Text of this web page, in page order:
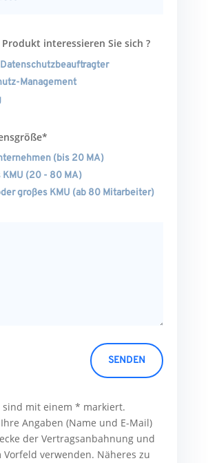
Produkt interessieren Sie sich ?
Management
(bis 20 MA)
(20 - 80 MA)
großes KMU (ab 80 Mitarbeiter)
SENDEN
sind mit einem * markiert.
Angaben (Name und E-Mail)
der Vertragsanbahnung und
Vorfeld verwenden. Näheres zu